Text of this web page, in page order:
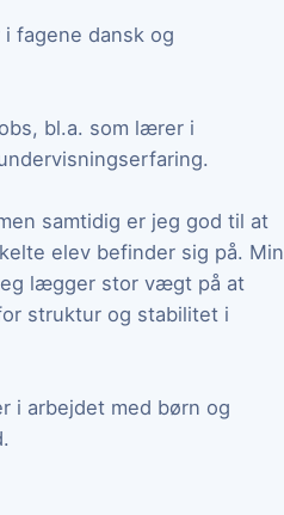
fagene dansk og
bl.a. som lærer i
samtidig er jeg god til at
elev befinder sig på. Min
lægger stor vægt på at
struktur og stabilitet i
i arbejdet med børn og